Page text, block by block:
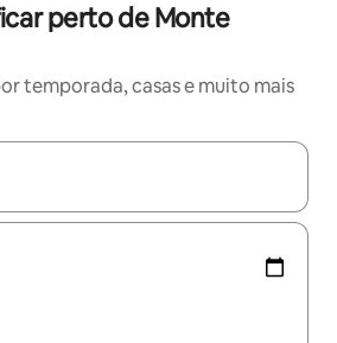
perto de Monte
temporada, casas e muito mais
estiverem disponíveis, explore-os